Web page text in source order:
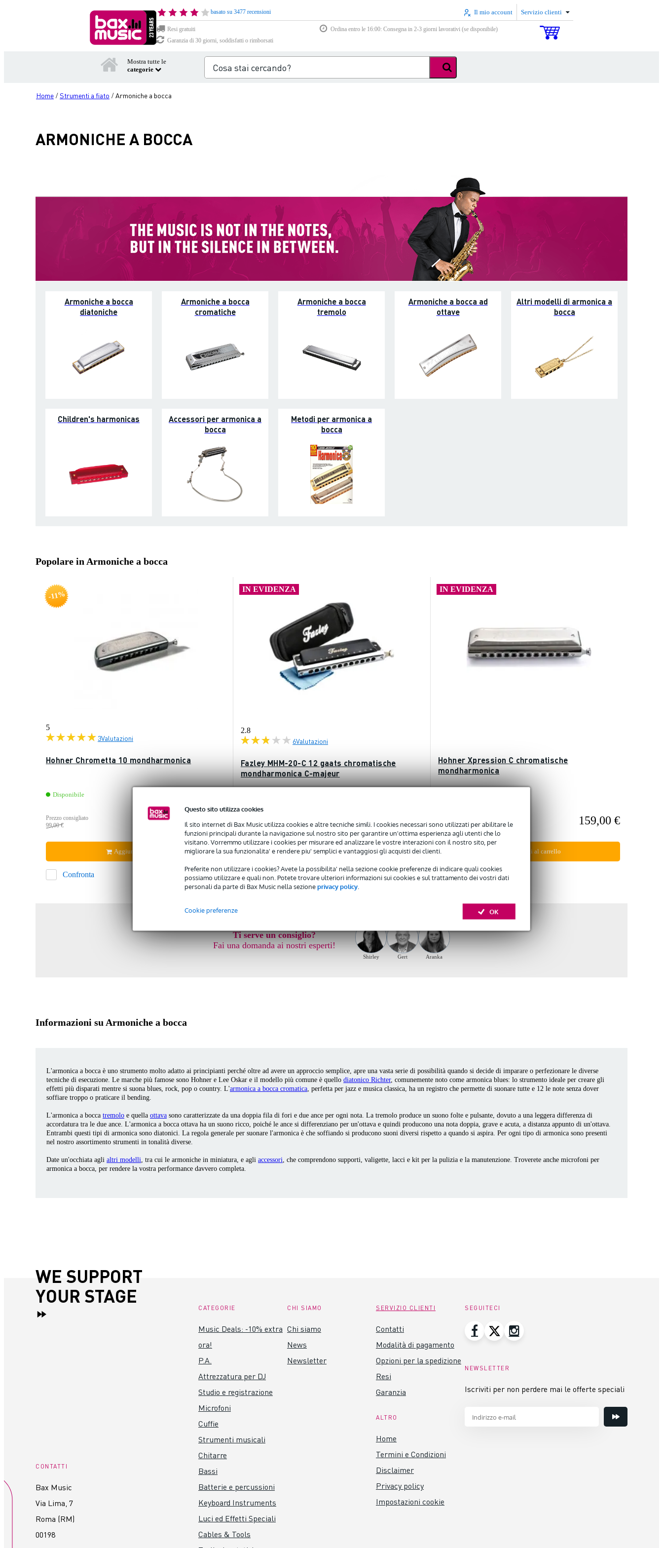
Questo sito utilizza cookies
Il sito internet di Bax Music utilizza cookies e altre tecniche simili. I cookies necessari sono utilizzati per abilitare le
funzioni principali durante la navigazione sul nostro sito per garantire un'ottima esperienza agli utenti che lo
visitano. Vorremmo utilizzare i cookies per misurare ed analizzare le vostre interazioni con il nostro sito, per
migliorare la sua funzionalita' e rendere piu' semplici e vantaggiosi gli acquisti dei clienti.
Preferite non utilizzare i cookies? Avete la possibilita' nella sezione cookie preferenze di indicare quali cookies
possiamo utilizzare e quali non. Potete trovare ulteriori informazioni sui cookies e sul trattamento dei vostri dati
personali da parte di Bax Music nella sezioneprivacy policy.
OK
Cookie preferenze
basato su 3477 recensioni Il mio account Servizio clienti
Resi gratuiti
Ordina entro le 16:00: Consegna in 2-3 giorni lavorativi (se disponibile)
Garanzia di 30 giorni, soddisfatti o rimborsati
Mostra tutte le
categorie
Home /Strumenti a fiato /Armoniche a bocca
ARMONICHE A BOCCA
Armoniche a bocca
diatoniche
Armoniche a bocca
cromatiche
Armoniche a bocca
tremolo
Armoniche a bocca ad
ottave
Altri modelli di armonica a
bocca
Children's harmonicas
Accessori per armonica a
bocca
Metodi per armonica a
bocca
Popolare in Armoniche a bocca
-11%
5
3Valutazioni
Hohner Chrometta 10 mondharmonica
Disponibile
Prezzo consigliato
99,00 €
88,00 €
Confronta
Aggiungi al carrello
IN EVIDENZA
2.8
6Valutazioni
Fazley MHM-20-C 12 gaats chromatische
mondharmonica C-majeur
59,00 €
Confronta
Aggiungi al carrello
IN EVIDENZA
Hohner Xpression C chromatische
mondharmonica
194,00 €
159,00 €
Confronta
Aggiungi al carrello
Ti serve un consiglio?
Fai una domanda ai nostri esperti!
Shirley Gert Aranka
Informazioni su Armoniche a bocca
L'armonica a bocca è uno strumento molto adatto ai principianti perché oltre ad avere un approccio semplice, apre una vasta serie di possibilità quando si decide di imparare o perfezionare le diverse
tecniche di esecuzione. Le marche più famose sono Hohner e Lee Oskar e il modello più comune è quello diatonico Richter, comunemente noto come armonica blues: lo strumento ideale per creare gli
effetti più disparati mentre si suona blues, rock, pop o country. L'armonica a bocca cromatica, perfetta per jazz e musica classica, ha un registro che permette di suonare tutte e 12 le note senza dover
soffiare troppo o praticare il bending.
L'armonica a bocca tremolo e quella ottava sono caratterizzate da una doppia fila di fori e due ance per ogni nota. La tremolo produce un suono folte e pulsante, dovuto a una leggera differenza di
accordatura tra le due ance. L'armonica a bocca ottava ha un suono ricco, poiché le ance si differenziano per un'ottava e quindi producono una nota doppia, grave e acuta, a distanza appunto di un'ottava.
Entrambi questi tipi di armonica sono diatonici. La regola generale per suonare l'armonica è che soffiando si producono suoni diversi rispetto a quando si aspira. Per ogni tipo di armonica sono presenti
nel nostro assortimento strumenti in tonalità diverse.
Date un'occhiata agli altri modelli, tra cui le armoniche in miniatura, e agli accessori, che comprendono supporti, valigette, lacci e kit per la pulizia e la manutenzione. Troverete anche microfoni per
armonica a bocca, per rendere la vostra performance davvero completa.
WE SUPPORT
YOUR STAGE
CONTATTI
Bax Music
Via Lima, 7
Roma (RM)
00198
CATEGORIE
Music Deals: -10% extra
ora!
P.A.
Attrezzatura per DJ
Studio e registrazione
Microfoni
Cuffie
Strumenti musicali
Chitarre
Bassi
Batterie e percussioni
Keyboard Instruments
Luci ed Effetti Speciali
Cables & Tools
CHI SIAMO
Chi siamo
News
Newsletter
SERVIZIO CLIENTI
Contatti
Modalità di pagamento
Opzioni per la spedizione
Resi
Garanzia
ALTRO
Home
Termini e Condizioni
Disclaimer
Privacy policy
Impostazioni cookie
SEGUITECI
NEWSLETTER
Iscriviti per non perdere mai le offerte speciali